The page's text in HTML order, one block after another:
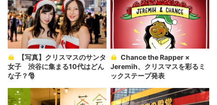
女子 渋谷に集まる10代はどん
な子？🎅
Jeremih、クリスマスを彩るミ
ックステープ発表